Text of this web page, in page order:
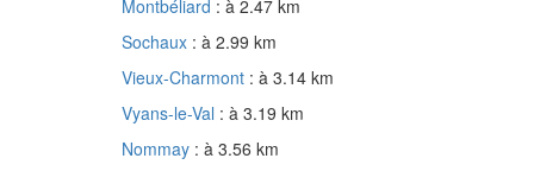
Montbéliard : à 2.47 km
Sochaux : à 2.99 km
Vieux-Charmont : à 3.14 km
Vyans-le-Val : à 3.19 km
Nommay : à 3.56 km